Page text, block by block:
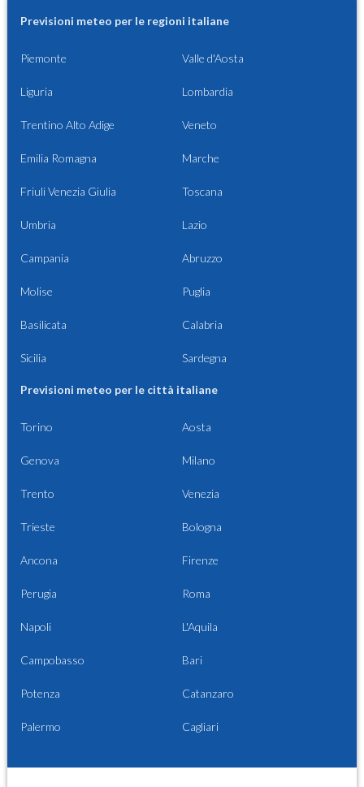
Previsioni meteo per le regioni italiane
Piemonte Valle d'Aosta
Liguria Lombardia
Trentino Alto Adige Veneto
Emilia Romagna Marche
Friuli Venezia Giulia Toscana
Umbria Lazio
Campania Abruzzo
Molise Puglia
Basilicata Calabria
Sicilia Sardegna
Previsioni meteo per le città italiane
Torino Aosta
Genova Milano
Trento Venezia
Trieste Bologna
Ancona Firenze
Perugia Roma
Napoli L'Aquila
Campobasso Bari
Potenza Catanzaro
Palermo Cagliari